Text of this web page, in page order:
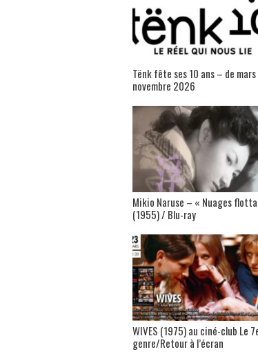
Tënk fête ses 10 ans – de mars
novembre 2026
Mikio Naruse – « Nuages
(1955) / Blu-ray
WIVES (1975) au ciné-club Le
genre/Retour à l’écran